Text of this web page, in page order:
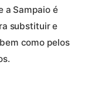
a Sampaio é
substituir e
como pelos